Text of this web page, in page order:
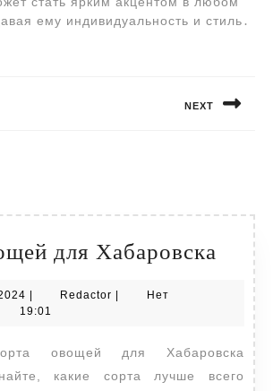
ему индивидуальность и стиль․
NEXT
для Хабаровска
15
октября
Redactor Redactor
Нет
19:01
какие сорта лучше всего